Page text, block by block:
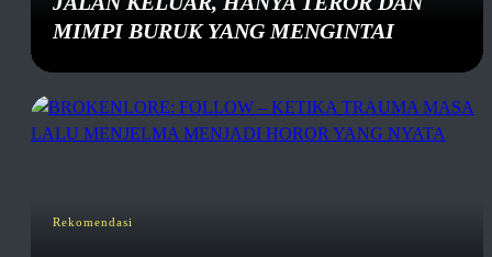
MIMPI BURUK YANG MENGINTAI
Rekomendasi